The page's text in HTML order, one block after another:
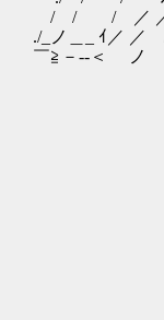
/ / / ／ ／/ /
./_ノ＿_ ｲ／
￣≧－--＜ ノ /
／
| |
| |
| _
| (⌒
ヽ
ヽ
ゝ